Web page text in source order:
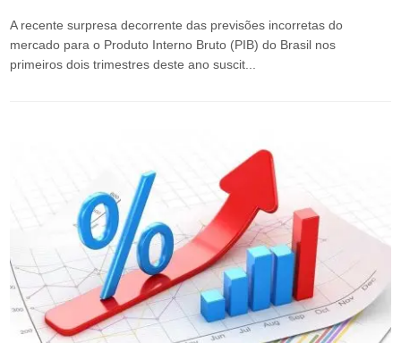
A recente surpresa decorrente das previsões incorretas do
mercado para o Produto Interno Bruto (PIB) do Brasil nos
primeiros dois trimestres deste ano suscit...